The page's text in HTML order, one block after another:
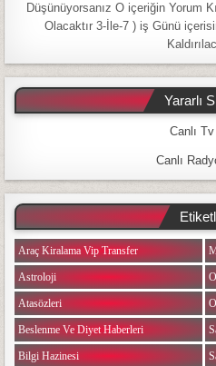
Düşünüyorsanız O içeriğin Yorum
Olacaktır 3-İle-7 ) iş Günü
Yararlı
Canlı
Canlı
Araç Kiralama Vip Transfer
Astroloji
Atasözleri
Beslenme Ve Diyet Haberleri
Bilgi Hazinesi